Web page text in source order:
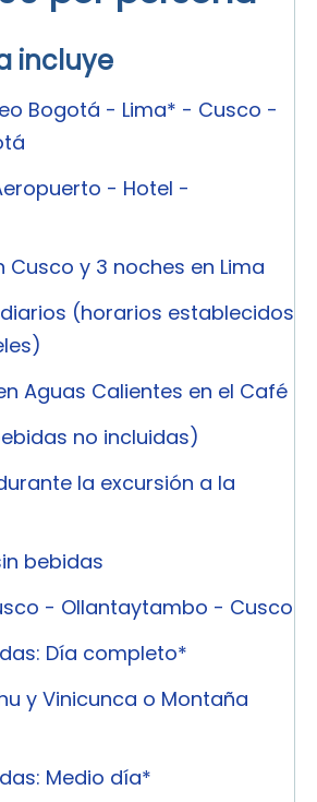
incluye
Bogotá - Lima* - Cusco -
- Hotel -
Cusco y 3 noches en Lima
(horarios establecidos
Aguas Calientes en el Café
no incluidas)
la excursión a la
bebidas
- Ollantaytambo - Cusco
Día completo*
y Vinicunca o Montaña
Medio día*